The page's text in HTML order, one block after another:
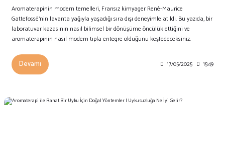
Aromaterapinin modern temelleri, Fransız kimyager René-Maurice
Gattefossé’nin lavanta yağıyla yaşadığı sıra dışı deneyimle atıldı. Bu yazıda, bir
laboratuvar kazasının nasıl bilimsel bir dönüşüme öncülük ettiğini ve
aromaterapinin nasıl modern tıpla entegre olduğunu keşfedeceksiniz.
Devamı 17/05/2025 15:49